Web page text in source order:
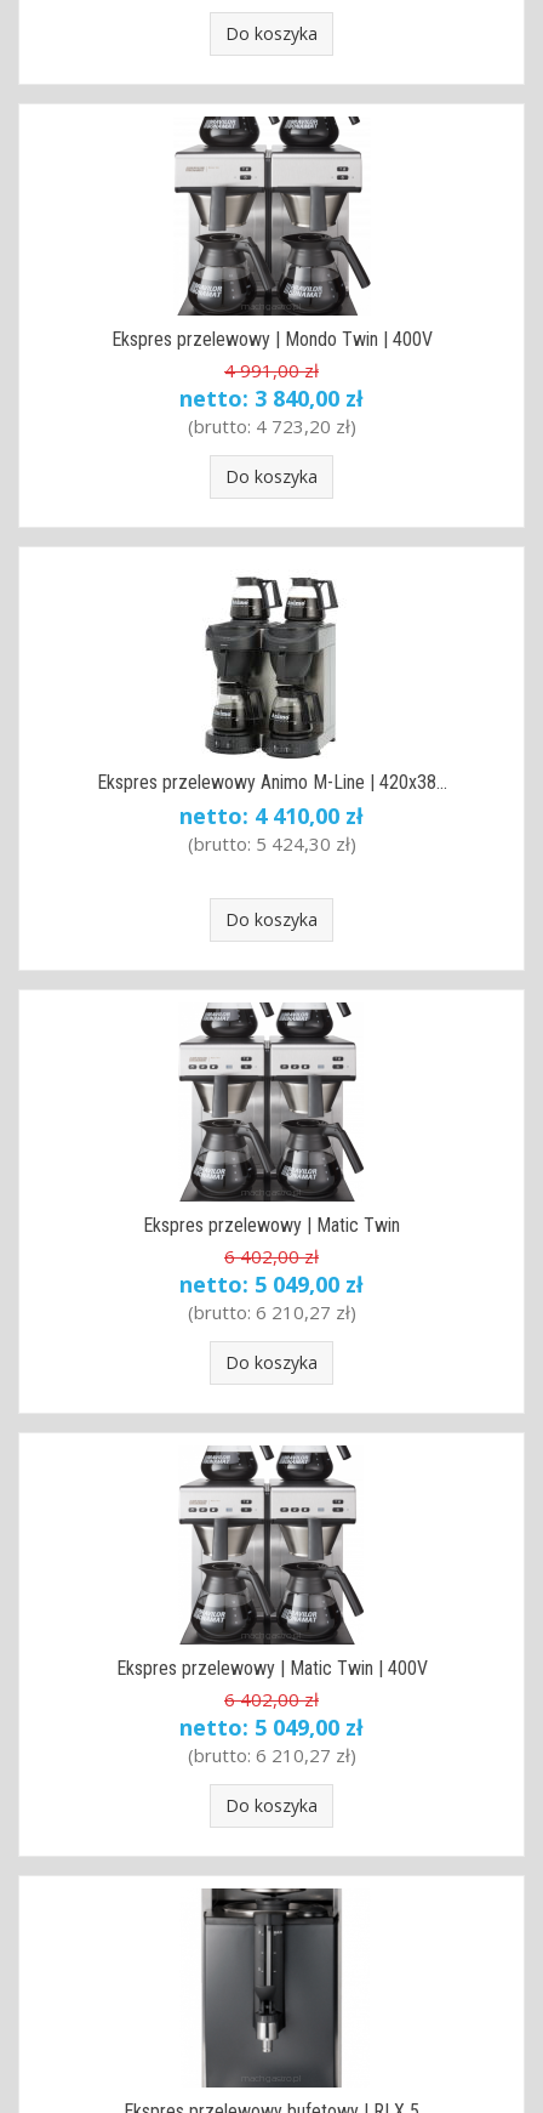
Do koszyka
Ekspres przelewowy | Mondo Twin | 400V
4 991,00 zł
netto: 3 840,00 zł
(brutto: 4 723,20 zł)
Do koszyka
Ekspres przelewowy Animo M-Line | 420x38...
netto: 4 410,00 zł
(brutto: 5 424,30 zł)
Do koszyka
Ekspres przelewowy | Matic Twin
6 402,00 zł
netto: 5 049,00 zł
(brutto: 6 210,27 zł)
Do koszyka
Ekspres przelewowy | Matic Twin | 400V
6 402,00 zł
netto: 5 049,00 zł
(brutto: 6 210,27 zł)
Do koszyka